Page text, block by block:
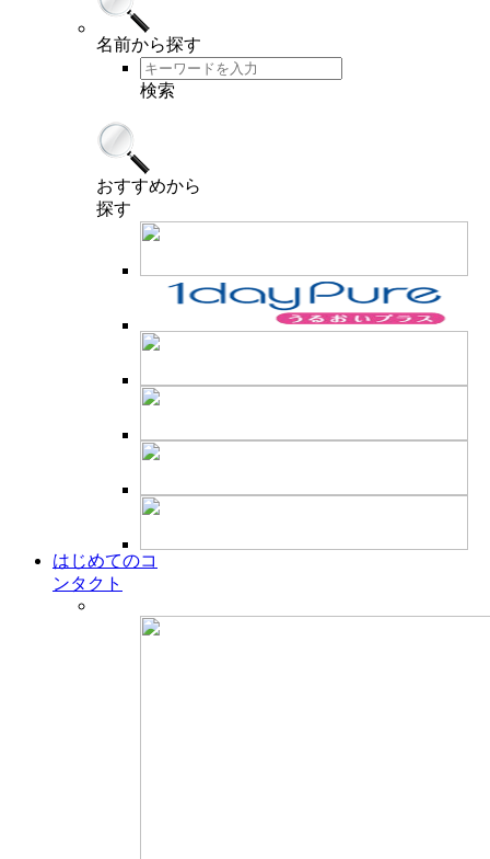
名前から探す
検索
おすすめから
探す
はじめてのコ
ンタクト